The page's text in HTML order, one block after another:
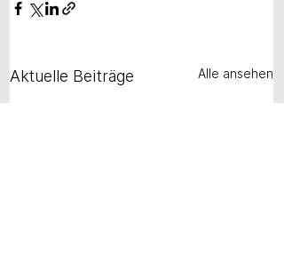
Aktuelle Beiträge Alle ansehen